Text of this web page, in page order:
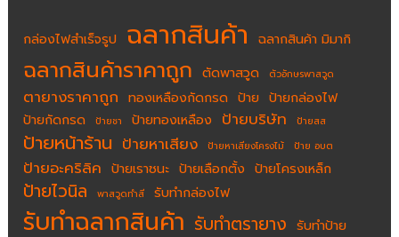
กล่องไฟสำเร็จรูป ฉลากสินค้า ฉลากสินค้า มิมากิ
ฉลากสินค้าราคาถูก ตัดพาสวูด ตัวอักษรพาสวูด
ตายางราคาถูก ทองเหลืองกัดกรด ป้าย ป้ายกล่องไฟ
ป้ายกัดกรด
ป้ายชา ป้ายทองเหลือง ป้ายบริษัท ป้ายสส
ป้ายหน้าร้าน ป้ายหาเสียง ป้ายหาเสียงโครงไม้ ป้าย อบต
ป้ายอะคริลิค ป้ายเราชนะ ป้ายเลือกตั้ง ป้ายโครงเหล็ก
ป้ายไวนิล พาสวูดทำสี รับทำกล่องไฟ
รับทำฉลากสินค้า รับทำตรายาง รับทำป้าย